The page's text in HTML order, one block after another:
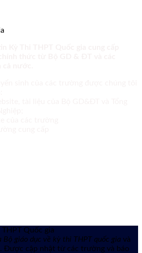
Quốc gia
giáo dục về kỳ thi THPT quốc gia và
Được cập nhật từ các trường và báo